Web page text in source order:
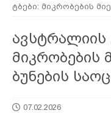
ტბები: მიკრობების
ავსტრალიის
მიკრობების
ბუნების
07.02.2026